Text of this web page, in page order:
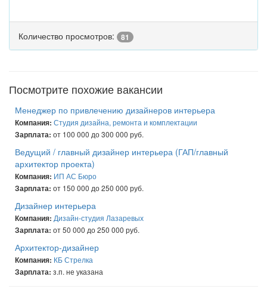
Количество просмотров: 81
Посмотрите похожие вакансии
Менеджер по привлечению дизайнеров интерьера
Компания: Студия дизайна, ремонта и комплектации
Зарплата: от 100 000 до 300 000 руб.
Ведущий / главный дизайнер интерьера (ГАП/главный
архитектор проекта)
Компания: ИП АС Бюро
Зарплата: от 150 000 до 250 000 руб.
Дизайнер интерьера
Компания: Дизайн-студия Лазаревых
Зарплата: от 50 000 до 250 000 руб.
Архитектор-дизайнер
Компания: КБ Стрелка
Зарплата: з.п. не указана